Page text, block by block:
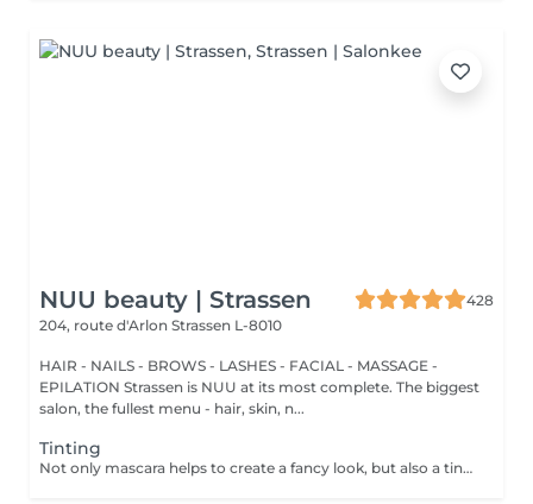
NUU beauty | Strassen
428
204, route d'Arlon Strassen L-8010
HAIR - NAILS - BROWS - LASHES - FACIAL - MASSAGE -
EPILATION Strassen is NUU at its most complete. The biggest
salon, the fullest menu - hair, skin, n...
Tinting
Not only mascara helps to create a fancy look, but also a tinting of your lashes! How is the lash tinting done? - lashes are washed - eye cream is applied - the tape and patches are applied - lashes are tinted - the tape and patches are removed Age restrictions: recommended to do from 14 years. Post procedure recommendations: do not wet eyelashes 24 hours after the procedure. Frequency: once in 2-3 weeks.